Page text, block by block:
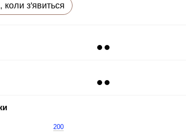
коли з'явиться
200